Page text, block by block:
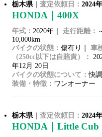
栃木県｜ 査定依頼日： 2024
HONDA｜400X
年式： 2020年｜ 走行距離：
10,000km
バイクの状態： 傷有り｜ 車
（250cc以下は自賠責）：
年12月 20日
バイクの状態について：快調
装備・特徴： ワンオーナー
栃木県｜ 査定依頼日： 2024
HONDA｜Little Cub